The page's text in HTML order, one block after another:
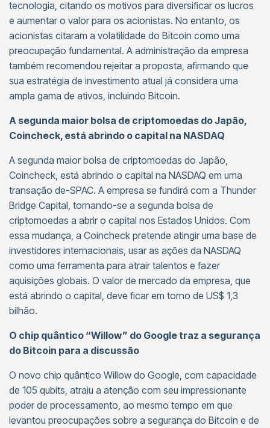
tecnologia, citando os motivos para diversificar os lucros
e aumentar o valor para os acionistas. No entanto, os
acionistas citaram a volatilidade do Bitcoin como uma
preocupação fundamental. A administração da empresa
também recomendou rejeitar a proposta, afirmando que
sua estratégia de investimento atual já considera uma
ampla gama de ativos, incluindo Bitcoin.
A segunda maior bolsa de criptomoedas do Japão,
Coincheck, está abrindo o capital na NASDAQ
A segunda maior bolsa de criptomoedas do Japão,
Coincheck, está abrindo o capital na NASDAQ em uma
transação de-SPAC. A empresa se fundirá com a Thunder
Bridge Capital, tornando-se a segunda bolsa de
criptomoedas a abrir o capital nos Estados Unidos. Com
essa mudança, a Coincheck pretende atingir uma base de
investidores internacionais, usar as ações da NASDAQ
como uma ferramenta para atrair talentos e fazer
aquisições globais. O valor de mercado da empresa, que
está abrindo o capital, deve ficar em torno de US$ 1,3
bilhão.
O chip quântico “Willow” do Google traz a segurança
do Bitcoin para a discussão
O novo chip quântico Willow do Google, com capacidade
de 105 qubits, atraiu a atenção com seu impressionante
poder de processamento, ao mesmo tempo em que
levantou preocupações sobre a segurança do Bitcoin e de